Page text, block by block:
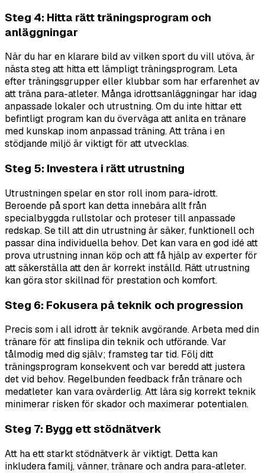
Steg 4: Hitta rätt träningsprogram och
anläggningar
När du har en klarare bild av vilken sport du vill utöva, är
nästa steg att hitta ett lämpligt träningsprogram. Leta
efter träningsgrupper eller klubbar som har erfarenhet av
att träna para-atleter. Många idrottsanläggningar har idag
anpassade lokaler och utrustning. Om du inte hittar ett
befintligt program kan du överväga att anlita en tränare
med kunskap inom anpassad träning. Att träna i en
stödjande miljö är viktigt för att utvecklas.
Steg 5: Investera i rätt utrustning
Utrustningen spelar en stor roll inom para-idrott.
Beroende på sport kan detta innebära allt från
specialbyggda rullstolar och proteser till anpassade
redskap. Se till att din utrustning är säker, funktionell och
passar dina individuella behov. Det kan vara en god idé att
prova utrustning innan köp och att få hjälp av experter för
att säkerställa att den är korrekt inställd. Rätt utrustning
kan göra stor skillnad för prestation och komfort.
Steg 6: Fokusera på teknik och progression
Precis som i all idrott är teknik avgörande. Arbeta med din
tränare för att finslipa din teknik och utförande. Var
tålmodig med dig själv; framsteg tar tid. Följ ditt
träningsprogram konsekvent och var beredd att justera
det vid behov. Regelbunden feedback från tränare och
medatleter kan vara ovärderlig. Att lära sig korrekt teknik
minimerar risken för skador och maximerar potentialen.
Steg 7: Bygg ett stödnätverk
Att ha ett starkt stödnätverk är viktigt. Detta kan
inkludera familj, vänner, tränare och andra para-atleter.